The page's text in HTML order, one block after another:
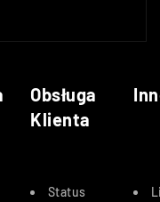
Obsługa
Klienta
Status